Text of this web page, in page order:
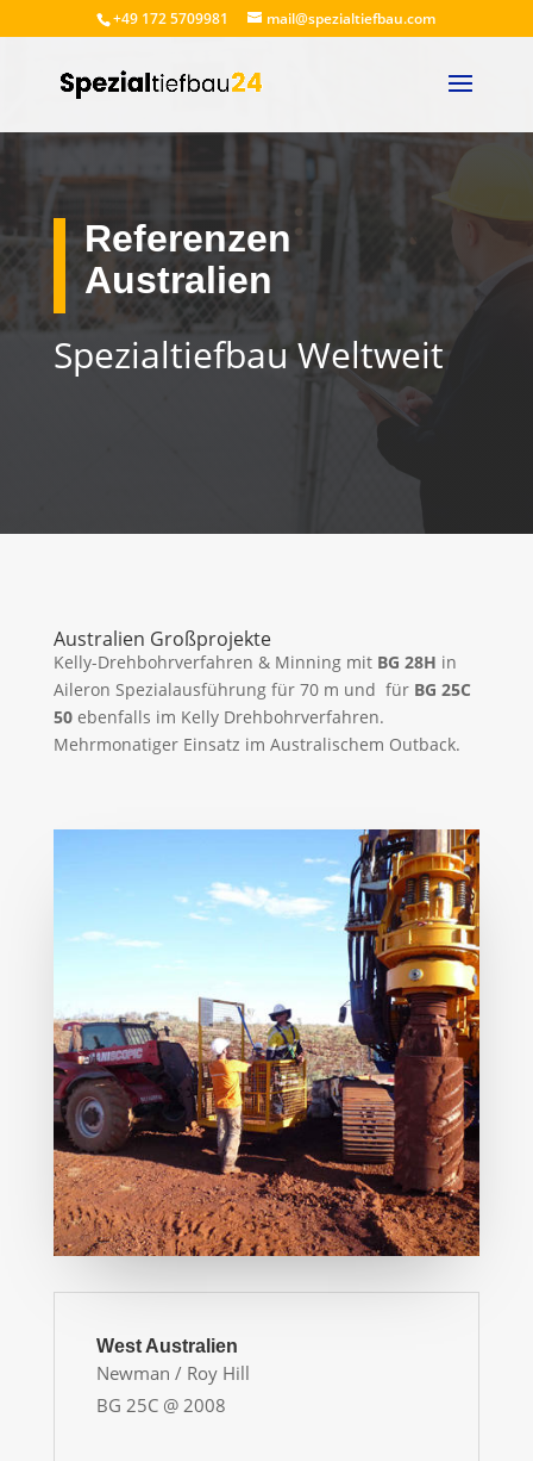
+49 172 5709981 mail@spezialtiefbau.com
Referenzen
Australien
Spezialtiefbau Weltweit
Australien Großprojekte
Kelly-Drehbohrverfahren & Minning mit BG 28H in
Aileron Spezialausführung für 70 m und für BG 25C
50ebenfalls im Kelly Drehbohrverfahren.
Mehrmonatiger Einsatz im Australischem Outback.
West Australien
Newman / Roy Hill
BG 25C @ 2008